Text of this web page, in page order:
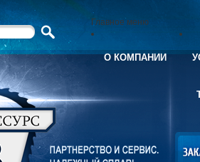
Главное меню
О КОМПАНИИ